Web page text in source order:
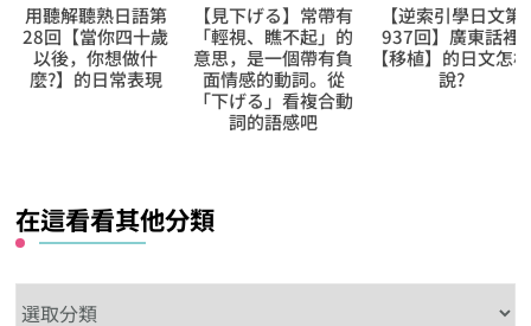
【見下げる】常帶有
「輕視、瞧不起」的
意思，是一個帶有負
面情感的動詞。從
【逆索引學日文第
937回】廣東話裡
【移植】的日文怎樣
說?
用於【主張【強斷
言】】的助動詞 |の
だ
在這看看其他分類